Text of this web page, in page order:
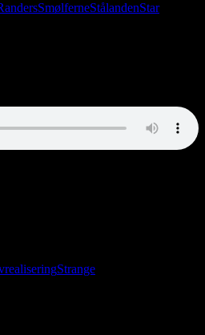
SmølferneStålandenStar
Strange